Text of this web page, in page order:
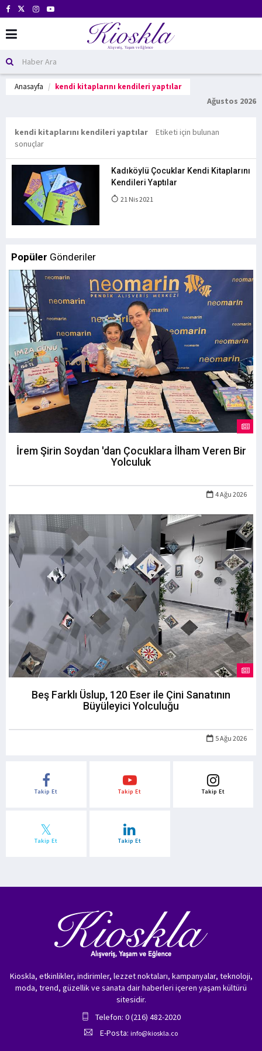
Anasayfa kendi kitaplarını kendileri yaptılar
Ağustos 2026
kendi kitaplarını kendileri yaptılar
Etiketi için bulunan
sonuçlar
Kadıköylü Çocuklar Kendi Kitaplarını
Kendileri Yaptılar
21 Nis 2021
Popüler Gönderiler
İrem Şirin Soydan 'dan Çocuklara İlham Veren Bir
Yolculuk
4 Ağu 2026
Beş Farklı Üslup, 120 Eser ile Çini Sanatının
Büyüleyici Yolculuğu
5 Ağu 2026
Takip Et Takip Et Takip Et
Takip Et Takip Et
Kioskla, etkinlikler, indirimler, lezzet noktaları, kampanyalar, teknoloji,
moda, trend, güzellik ve sanata dair haberleri içeren yaşam kültürü
sitesidir.
Telefon: 0 (216) 482-2020
E-Posta: info@kioskla.co